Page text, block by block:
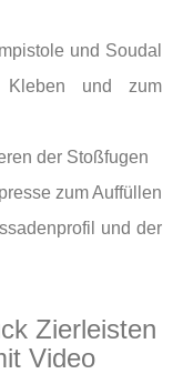
und Soudal
Kleben und zum
der Stoßfugen
zum Auffüllen
und der
Zierleisten
Video